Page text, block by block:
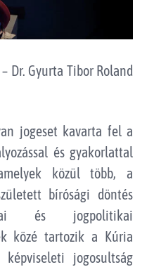
Dr. Gyurta Tibor Roland
jogeset kavarta fel a
és gyakorlattal
közül több, a
bírósági döntés
és jogpolitikai
közé tartozik a Kúria
képviseleti jogosultság